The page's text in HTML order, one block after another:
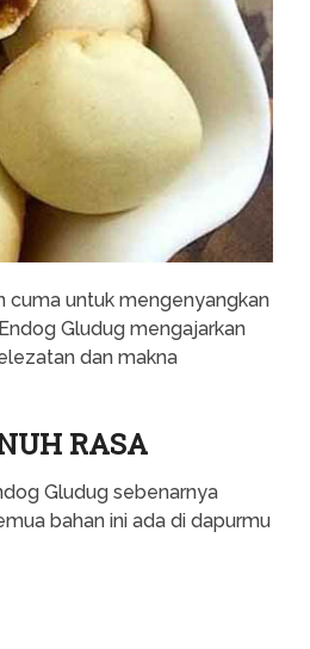
cuma untuk mengenyangkan
Gludug mengajarkan
dan makna
RASA
Gludug sebenarnya
bahan ini ada di dapurmu